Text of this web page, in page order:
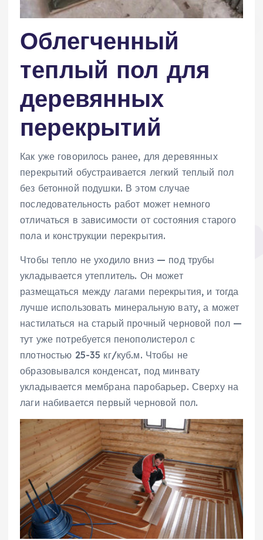
Облегченный
теплый пол для
деревянных
перекрытий
Как уже говорилось ранее, для деревянных
перекрытий обустраивается легкий теплый пол
без бетонной подушки. В этом случае
последовательность работ может немного
отличаться в зависимости от состояния старого
пола и конструкции перекрытия.
Чтобы тепло не уходило вниз — под трубы
укладывается утеплитель. Он может
размещаться между лагами перекрытия, и тогда
лучше использовать минеральную вату, а может
настилаться на старый прочный черновой пол —
тут уже потребуется пенополистерол с
плотностью 25-35 кг/куб.м. Чтобы не
образовывался конденсат, под минвату
укладывается мембрана паробарьер. Сверху на
лаги набивается первый черновой пол.